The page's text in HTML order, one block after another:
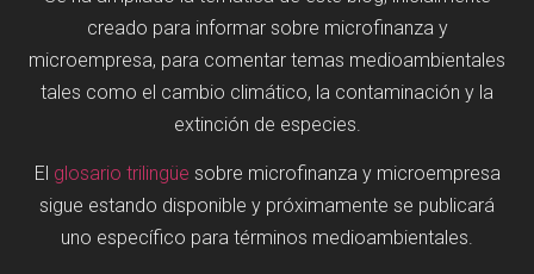
creado para informar sobre microfinanza y
microempresa, para comentar temas medioambientales
tales como el cambio climático, la contaminación y la
extinción de especies.
El glosario trilingüe sobre microfinanza y microempresa
sigue estando disponible y próximamente se publicará
uno específico para términos medioambientales.